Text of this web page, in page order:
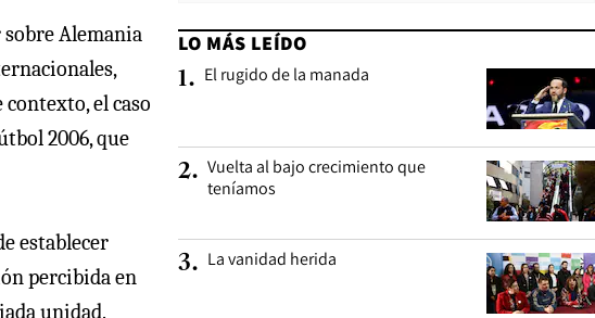
sobre Alemania
contexto, el caso
2006, que
establecer
percibida en
unidad.
LO MÁS LEÍDO
1. El rugido de la manada
2. Vuelta al bajo crecimiento que
teníamos
3. La vanidad herida